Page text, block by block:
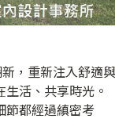
，重新注入舒適與
活、共享時光。
節都經過縝密考